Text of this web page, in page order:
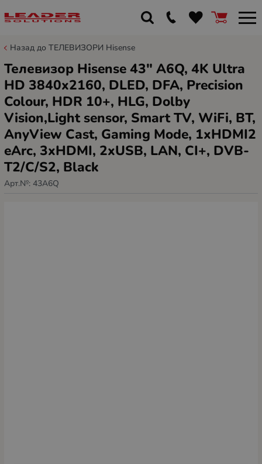
Назад до ТЕЛЕВИЗОРИ Hisense
Телевизор Hisense 43" A6Q, 4K Ultra
HD 3840x2160, DLED, DFA, Precision
Colour, HDR 10+, HLG, Dolby
Vision,Light sensor, Smart TV, WiFi, BT,
AnyView Cast, Gaming Mode, 1xHDMI2
eArc, 3xHDMI, 2xUSB, LAN, CI+, DVB-
T2/C/S2, Black
Арт.№: 43A6Q